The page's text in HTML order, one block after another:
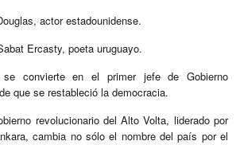
actor estadounidense.
Ercasty, poeta uruguayo.
se convierte en el primer jefe de Gobierno
que se restableció la democracia.
revolucionario del Alto Volta, liderado por
cambia no sólo el nombre del país por el